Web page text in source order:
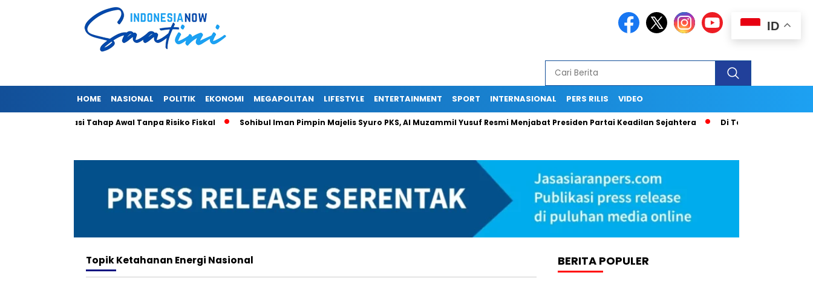
HOME NASIONAL POLITIK EKONOMI MEGAPOLITAN LIFESTYLE ENTERTAINMENT SPORT INTERNASIONAL PERS RILIS VIDEO
Deregulasi Tahap Awal Tanpa Risiko Fiskal Sohibul Iman Pimpin Majelis Syuro PKS, Al Muzammil Yusuf Resmi Menjabat Presiden Partai Keadilan Sejahtera Di Tengah Pusaran
TopikKetahanan Energi Nasional BERITA POPULER
ID